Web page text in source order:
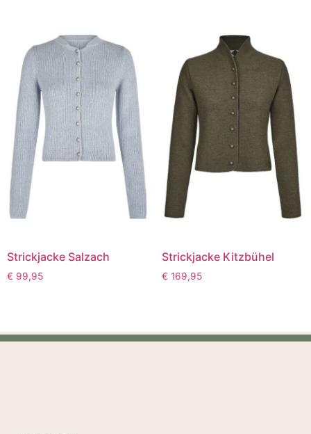
Strickjacke Salzach
€ 99,95
Strickjacke Kitzbühel
€ 169,95